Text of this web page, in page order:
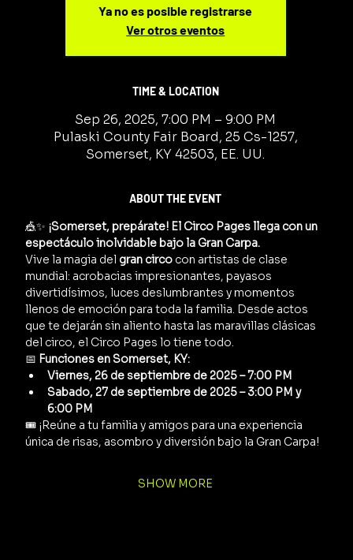
Ya no es posible registrarse
Ver otros eventos
TIME & LOCATION
Sep 26, 2025, 7:00 PM – 9:00 PM
Pulaski County Fair Board, 25 Cs-1257,
Somerset, KY 42503, EE. UU.
ABOUT THE EVENT
🎪✨ ¡Somerset, prepárate! El Circo Pages llega con un
espectáculo inolvidable bajo la Gran Carpa.
Vive la magia del gran circo con artistas de clase
mundial: acrobacias impresionantes, payasos
divertidísimos, luces deslumbrantes y momentos
llenos de emoción para toda la familia. Desde actos
que te dejarán sin aliento hasta las maravillas clásicas
del circo, el Circo Pages lo tiene todo.
📅 Funciones en Somerset, KY:
Viernes, 26 de septiembre de 2025 – 7:00 PM
Sabado, 27 de septiembre de 2025 – 3:00 PM y
6:00 PM
🎟️ ¡Reúne a tu familia y amigos para una experiencia
única de risas, asombro y diversión bajo la Gran Carpa!
SHOW MORE